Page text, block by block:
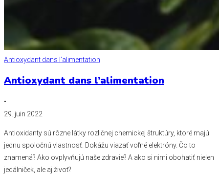
Antioxydant dans l’alimentation
Antioxydant dans l’alimentation
•
29. juin 2022
Antioxidanty sú rôzne látky rozličnej chemickej štruktúry, ktoré majú
jednu spoločnú vlastnosť. Dokážu viazať voľné elektróny. Čo to
znamená? Ako ovplyvňujú naše zdravie? A ako si nimi obohatiť nielen
jedálniček, ale aj život?